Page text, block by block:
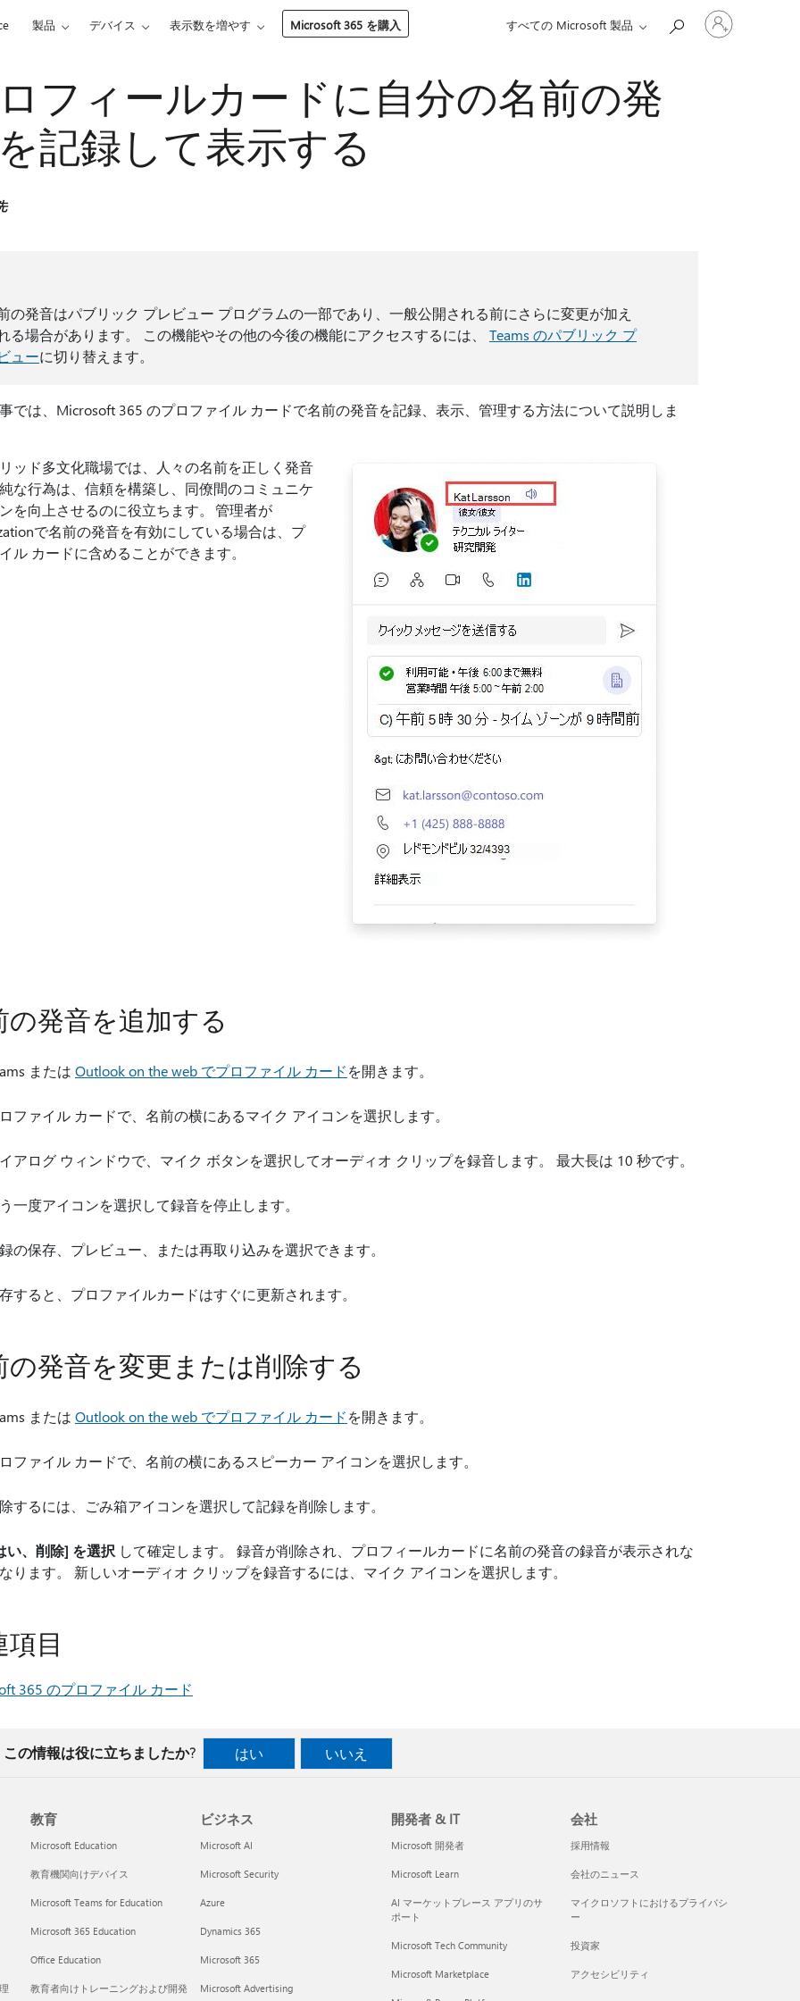
製品 デバイス 表示数を増やす Microsoft 365 を購入 すべての Microsoft 製品
カ
フィールカードに自分の名前の発
記録して表示する
の発音はパブリック プレビュー プログラムの一部であり、一般公開される前にさらに変更が加え
る場合があります。 この機能やその他の今後の機能にアクセスするには、Teams のパブリック プ
ューに切り替えます。
では、Microsoft 365 のプロファイル カードで名前の発音を記録、表示、管理する方法について説明しま
ッド多文化職場では、人々の名前を正しく発音
な行為は、信頼を構築し、同僚間のコミュニケ
を向上させるのに役立ちます。 管理者が
で名前の発音を有効にしている場合は、プ
ル カードに含めることができます。
の発音を追加する
または Outlook on the web でプロファイル カードを開きます。
ファイル カードで、名前の横にあるマイク アイコンを選択します。
アログ ウィンドウで、マイク ボタンを選択してオーディオ クリップを録音します。 最大長は 10 秒です。
一度アイコンを選択して録音を停止します。
の保存、プレビュー、または再取り込みを選択できます。
すると、プロファイルカードはすぐに更新されます。
の発音を変更または削除する
または Outlook on the web でプロファイル カードを開きます。
ファイル カードで、名前の横にあるスピーカー アイコンを選択します。
するには、ごみ箱アイコンを選択して記録を削除します。
い、削除] を選択 して確定します。 録音が削除され、プロフィールカードに名前の発音の録音が表示されな
ります。 新しいオーディオ クリップを録音するには、マイク アイコンを選択します。
項目
365 のプロファイル カード
この情報は役に立ちましたか? はい いいえ
教育
Microsoft Education
教育機関向けデバイス
Microsoft Teams for Education
Microsoft 365 Education
Office Education
教育者向けトレーニングおよび開発
ビジネス
Microsoft AI
Microsoft Security
Azure
Dynamics 365
Microsoft 365
Microsoft Advertising
開発者 & IT
Microsoft 開発者
Microsoft Learn
AI マーケットプレース アプリのサ
ポート
Microsoft Tech Community
Microsoft Marketplace
会社
採用情報
会社のニュース
マイクロソフトにおけるプライバシ
ー
投資家
アクセシビリティ